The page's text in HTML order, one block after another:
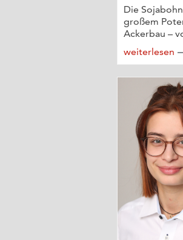
Die
großem
Ackerbau –
weiterlesen